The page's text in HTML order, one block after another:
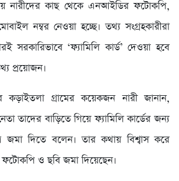
নারীদের কাছ থেকে এনআইডির ফটোকপি,
নম্বর নেওয়া হচ্ছে। তথ্য সংগ্রহকারীরা
সরকারিভাবে ‘ফ্যামিলি কার্ড’ দেওয়া হবে
প্রয়োজন।
কড়াইতলা গ্রামের কয়েকজন নারী জানান,
তাদের বাড়িতে গিয়ে ফ্যামিলি কার্ডের জন্য
জমা দিতে বলেন। তার কথায় বিশ্বাস করে
ও ছবি জমা দিয়েছেন।